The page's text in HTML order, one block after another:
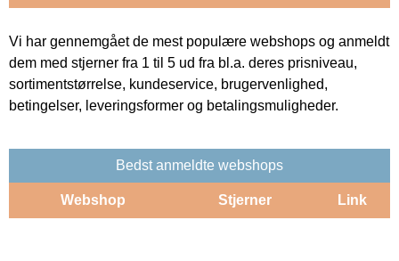
Vi har gennemgået de mest populære webshops og anmeldt
dem med stjerner fra 1 til 5 ud fra bl.a. deres prisniveau,
sortimentstørrelse, kundeservice, brugervenlighed,
betingelser, leveringsformer og betalingsmuligheder.
Bedst anmeldte webshops
Webshop Stjerner Link